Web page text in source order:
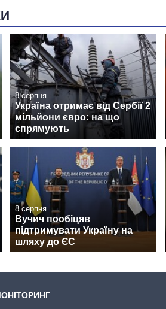
8 серпня
Україна отримає від Сербії 2
мільйони євро: на що
спрямують
8 серпня
Вучич пообіцяв
підтримувати Україну на
шляху до ЄС